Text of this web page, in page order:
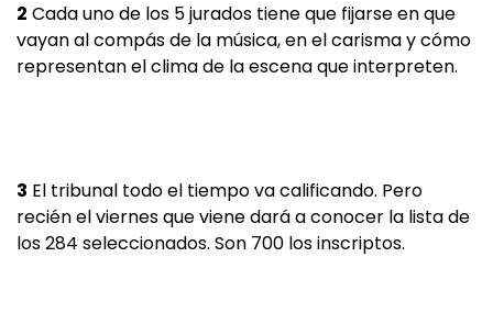
2 Cada uno de los 5 jurados tiene que fijarse en que
vayan al compás de la música, en el carisma y cómo
representan el clima de la escena que interpreten.
3 El tribunal todo el tiempo va calificando. Pero
recién el viernes que viene dará a conocer la lista de
los 284 seleccionados. Son 700 los inscriptos.